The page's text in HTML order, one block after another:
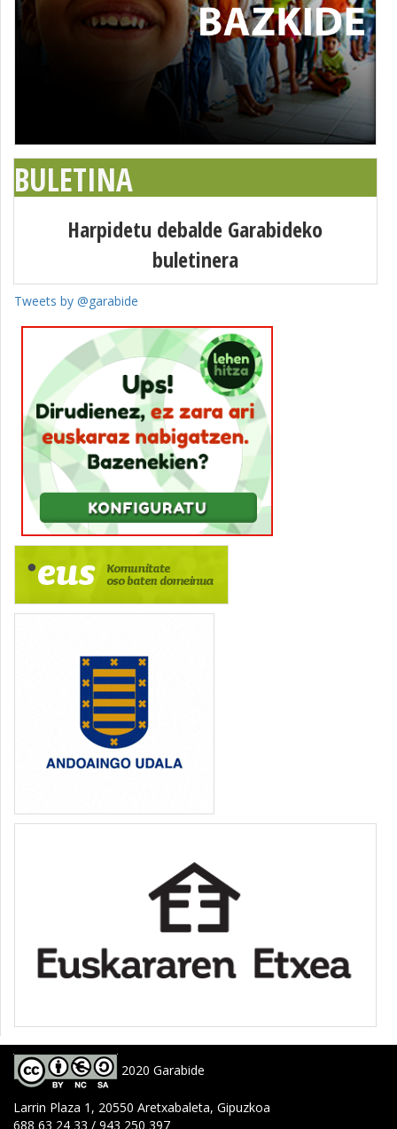
BULETINA
Harpidetu debalde Garabideko
buletinera
Tweets by @garabide
2020 Garabide
Larrin Plaza 1, 20550 Aretxabaleta, Gipuzkoa
688 63 24 33 / 943 250 397